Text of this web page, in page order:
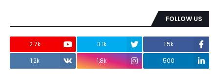
FOLLOW US
1.5k
3.1k
2.7k
500
1.8k
1.2k